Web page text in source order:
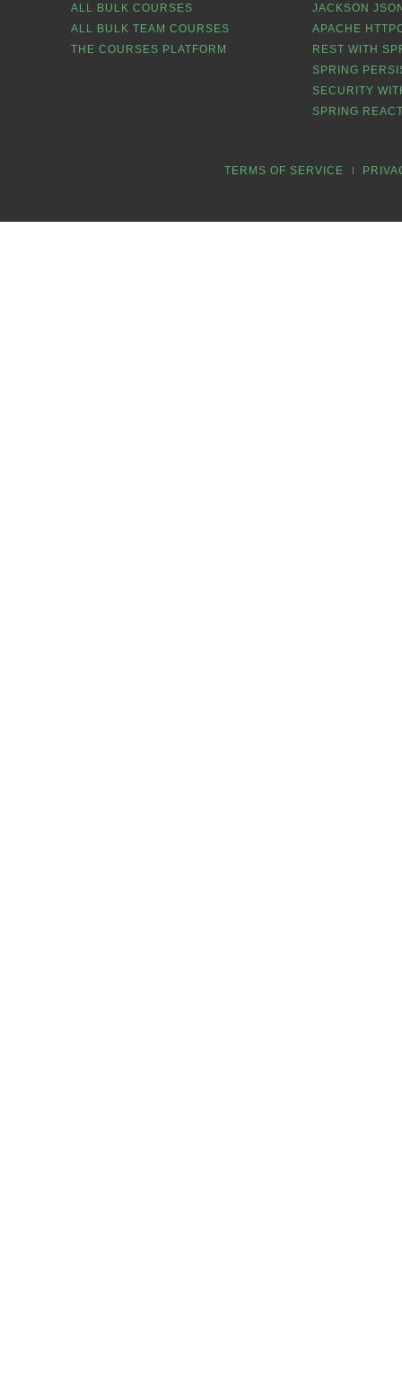
ALL BULK COURSES
ALL BULK TEAM COURSES
THE COURSES PLATFORM
JACKSON
APACHE
REST WITH
SPRING
SECURITY
SPRING
TERMS OF SERVICE